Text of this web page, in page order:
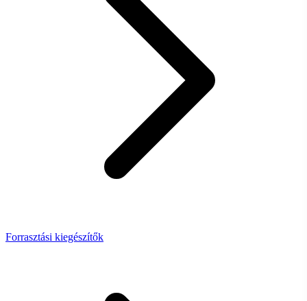
Forrasztási kiegészítők